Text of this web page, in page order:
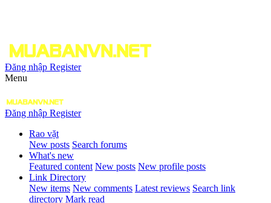
Đăng nhập Register
Menu
Đăng nhập Register
Rao vặt
New posts Search forums
What's new
Featured content New posts New profile posts
Link Directory
New items New comments Latest reviews Search link
directory Mark read